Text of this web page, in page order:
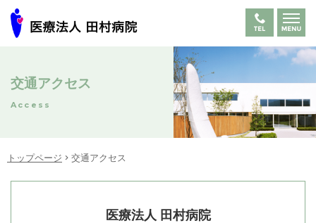
交通アクセス
Access
トップページ 交通アクセス
医療法人 田村病院